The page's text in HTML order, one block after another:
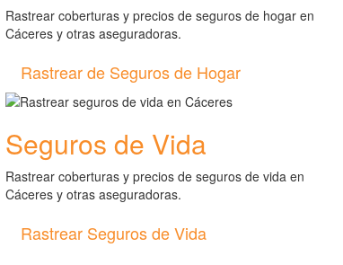
Rastrear coberturas y precios de seguros de hogar en
Cáceres y otras aseguradoras.
Rastrear de Seguros de Hogar
Seguros de Vida
Rastrear coberturas y precios de seguros de vida en
Cáceres y otras aseguradoras.
Rastrear Seguros de Vida